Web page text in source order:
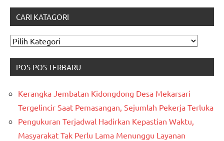
CARI KATAGORI
CARI
POS-POS TERBARU
Kerangka Jembatan Kidongdong Desa Mekarsari
Tergelincir Saat Pemasangan, Sejumlah Pekerja Terluka
Pengukuran Terjadwal Hadirkan Kepastian Waktu,
Masyarakat Tak Perlu Lama Menunggu Layanan